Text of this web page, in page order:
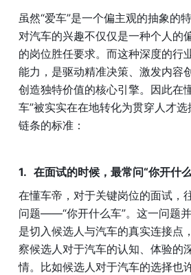
虽然“爱车”是一个偏主观的抽象的
对汽车的兴趣不仅仅是一种个人的
的岗位胜任要求。而这种深度的行
能力，是驱动精准决策、激发内容
创造独特价值的核心引擎。因此在
车”被实实在在地转化为贯穿人才
链条的标准：
在面试的时候，最常问“你开什
在懂车帝，对于关键岗位的面试，
问题——“你开什么车”。这一问题
是切入候选人与汽车的真实连接点
察候选人对于汽车的认知、体验的
情。比如候选人对于汽车的选择也